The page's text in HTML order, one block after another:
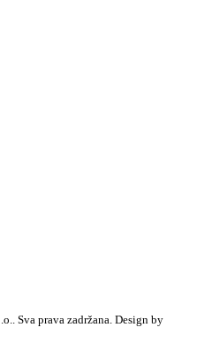
Sva prava zadržana. Design by